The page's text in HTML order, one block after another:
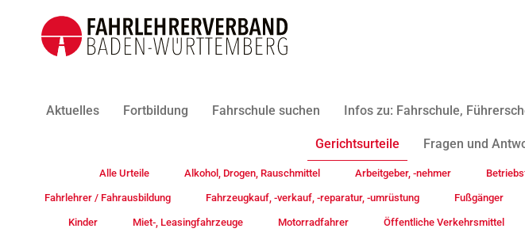
Aktuelles Fortbildung Fahrschule suchen Infos zu: Fahrschule,
Gerichtsurteile Fragen und
Alle Urteile Alkohol, Drogen, Rauschmittel Arbeitgeber, -nehmer
Fahrlehrer / Fahrausbildung Fahrzeugkauf, -verkauf, -reparatur, -umrüstung Fußgänger
Kinder Miet-, Leasingfahrzeuge Motorradfahrer Öffentliche Verkehrsmittel